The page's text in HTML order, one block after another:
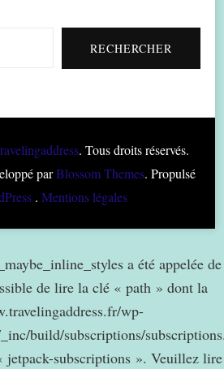
RECHERCHER
. Tous droits réservés.
parBlossom Themes. Propulsé
. Mentions légales
a été appelée de
de lire la clé « path » dont la
wp-
build/subscriptions/
jetpack-subscriptions ». Veuillez lire